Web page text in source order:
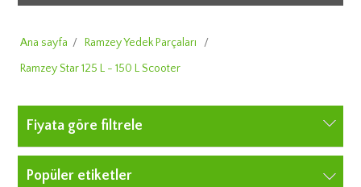
Ana sayfa / Ramzey Yedek Parçaları
/
Ramzey Star 125 L - 150 L Scooter
Fiyata göre filtrele
Popüler etiketler